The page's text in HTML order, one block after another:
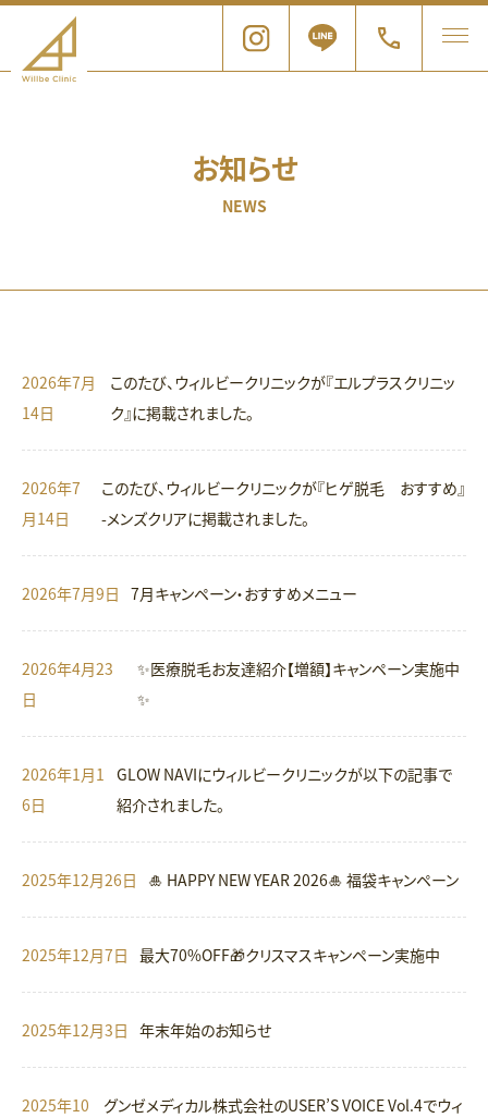
お知らせ
NEWS
2026年7月
14日
このたび、ウィルビークリニックが『エルプラスクリニッ
ク』に掲載されました。
2026年7
月14日
このたび、ウィルビークリニックが『ヒゲ脱毛 おすすめ』
-メンズクリアに掲載されました。
2026年7月9日 7月キャンペーン・おすすめメニュー
2026年4月23
日
✨医療脱毛お友達紹介【増額】キャンペーン実施中
✨
2026年1月1
6日
GLOW NAVIにウィルビークリニックが以下の記事で
紹介されました。
2025年12月26日 🎍 HAPPY NEW YEAR 2026🎍 福袋キャンペーン
2025年12月7日 最大70%OFF🎁クリスマスキャンペーン実施中
2025年12月3日 年末年始のお知らせ
2025年10
グンゼメディカル株式会社のUSER’S VOICE Vol.4でウィ